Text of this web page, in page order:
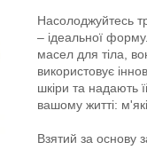
Насолоджуйтесь
– ідеальної
масел для тіла,
використовує
шкіри та надають
вашому житті:
Взятий за основу